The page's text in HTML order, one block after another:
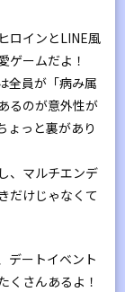
ロインとLINE風
ゲームだよ！
全員が「病み属
るのが意外性が
ょっと裏があり
、マルチエンデ
だけじゃなくて
デートイベント
くさんあるよ！